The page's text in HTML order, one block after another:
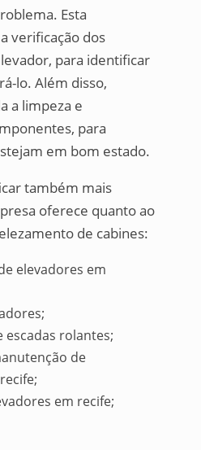
Esta
verificação dos
para identificar
lo. Além disso,
a limpeza e
para
em bom estado.
também mais
oferece quanto ao
de cabines:
elevadores em
escadas rolantes;
de
em recife;